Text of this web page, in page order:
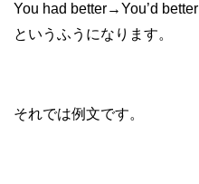
You had better→You’d better
というふうになります。
それでは例文です。